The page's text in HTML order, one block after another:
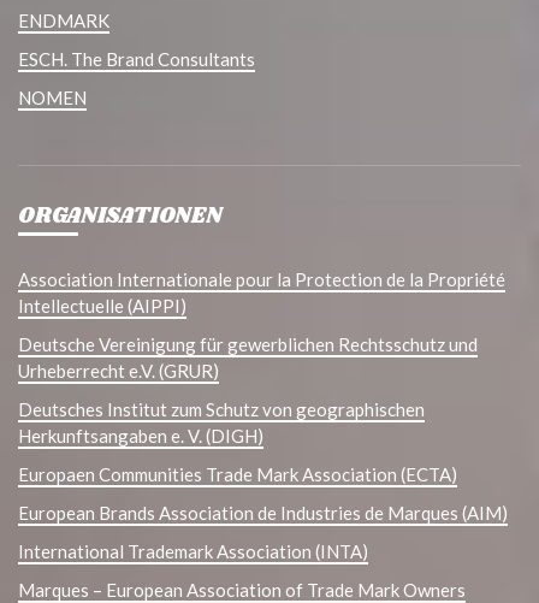
ENDMARK
ESCH. The Brand Consultants
NOMEN
ORGANISATIONEN
Association Internationale pour la Protection de la Propriété
Intellectuelle (AIPPI)
Deutsche Vereinigung für gewerblichen Rechtsschutz und
Urheberrecht e.V. (GRUR)
Deutsches Institut zum Schutz von geographischen
Herkunftsangaben e. V. (DIGH)
Europaen Communities Trade Mark Association (ECTA)
European Brands Association de Industries de Marques (AIM)
International Trademark Association (INTA)
Marques – European Association of Trade Mark Owners